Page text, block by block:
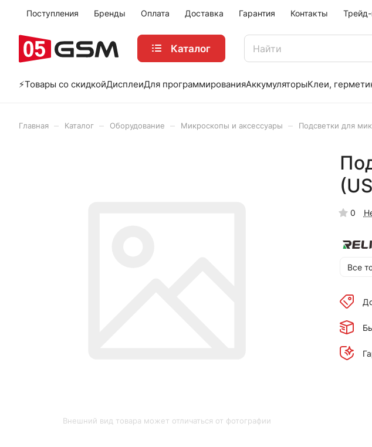
Поступления Бренды Оплата Доставка Гарантия Контакты
Каталог
⚡️Товары со скидкойДисплеиДля программированияАккумуляторыКлеи,
Главная Каталог Оборудование Микроскопы и аксессуары Подсветки для
Внешний вид товара может отличаться от фотографии
0
Все